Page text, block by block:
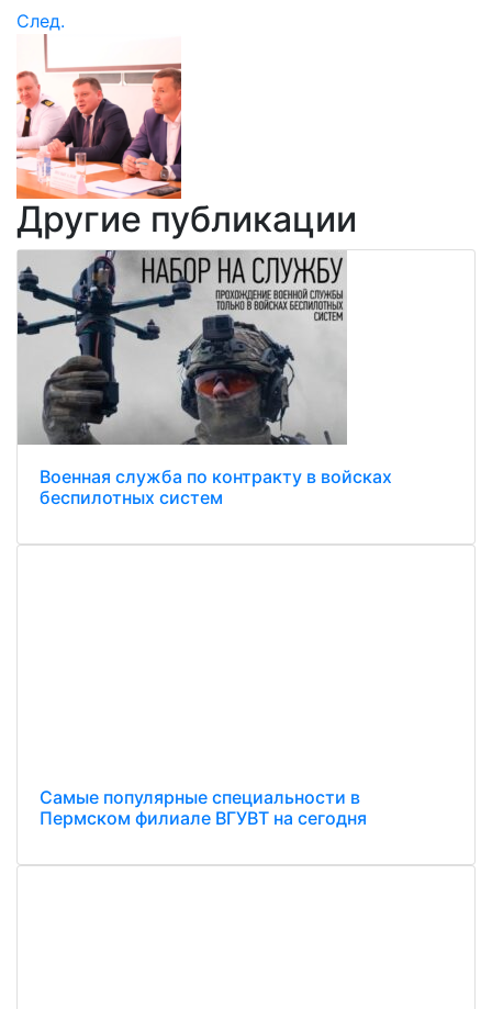
След.
Другие публикации
Военная служба по контракту в войсках
беспилотных систем
Самые популярные специальности в
Пермском филиале ВГУВТ на сегодня